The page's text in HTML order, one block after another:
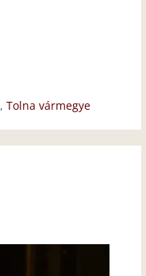
,Tolna vármegye